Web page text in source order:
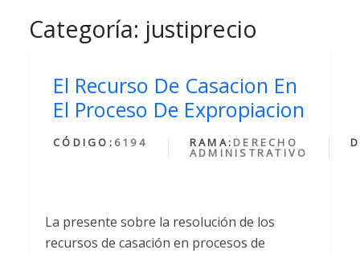
Categoría: justiprecio
El Recurso De Casacion En
El Proceso De Expropiacion
CÓDIGO: 6194 RAMA: DERECHO
ADMINISTRATIVO
La presente sobre la resolución de los
recursos de casación en procesos de